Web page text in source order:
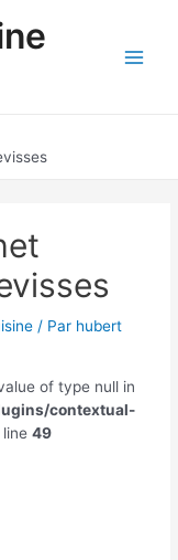
/ Par hubert
of type null in
contextual-
line49